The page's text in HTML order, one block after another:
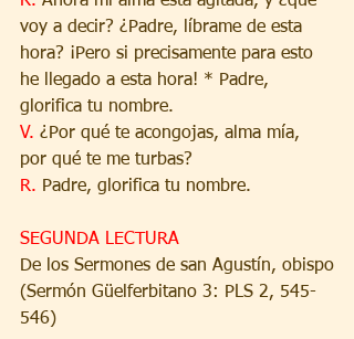
voy a decir? ¿Padre, líbrame de esta
hora? ¡Pero si precisamente para esto
he llegado a esta hora! * Padre,
glorifica tu nombre.
V. ¿Por qué te acongojas, alma mía,
por qué te me turbas?
R. Padre, glorifica tu nombre.
SEGUNDA LECTURA
De los Sermones de san Agustín, obispo
(Sermón Güelferbitano 3: PLS 2, 545-
546)